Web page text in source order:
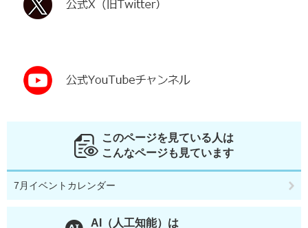
このページを見ている人は
こんなページも見ています
7月イベントカレンダー
AI（人工知能）は